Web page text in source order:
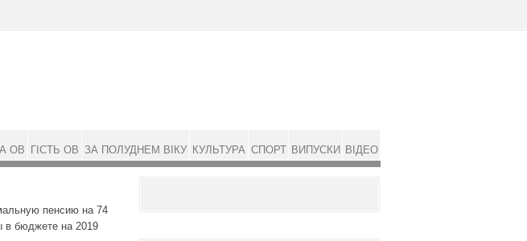
пенсию на 74
в бюджете на 2019
ОВ ГІСТЬ ОВ ЗА ПОЛУДНЕМ ВІКУ КУЛЬТУРА СПОРТ ВИПУСКИ ВІДЕО